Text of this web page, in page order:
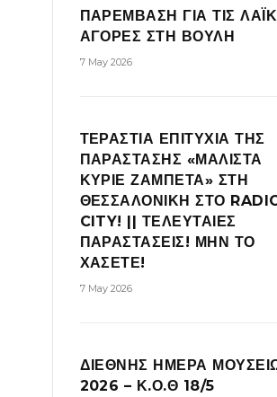
ΠΑΡΕΜΒΑΣΗ ΓΙΑ ΤΙΣ
ΑΓΟΡΕΣ ΣΤΗ ΒΟΥΛΗ
7 May 2026
ΤΕΡΑΣΤΙΑ ΕΠΙΤΥΧΙΑ ΤΗΣ
ΠΑΡΑΣΤΑΣΗΣ «ΜΑΛΙΣΤΑ
ΚΥΡΙΕ ΖΑΜΠΕΤΑ» ΣΤΗ
ΘΕΣΣΑΛΟΝΙΚΗ ΣΤΟ
CITY! || ΤΕΛΕΥΤΑΙΕΣ
ΠΑΡΑΣΤΑΣΕΙΣ! ΜΗΝ ΤΟ
ΧΑΣΕΤΕ!
7 May 2026
ΔΙΕΘΝΗΣ ΗΜΕΡΑ
2026 – Κ.Ο.Θ 18/5